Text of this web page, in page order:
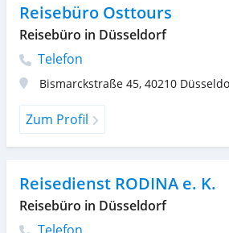
Reisebüro Osttours
Reisebüro in Düsseldorf
Telefon
Bismarckstraße 45, 40210
Zum Profil
Reisedienst RODINA e. K.
Reisebüro in Düsseldorf